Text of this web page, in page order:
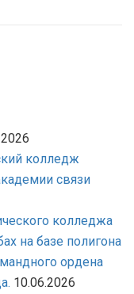
колледж
связи
колледжа
на базе полигона
ордена
10.06.2026